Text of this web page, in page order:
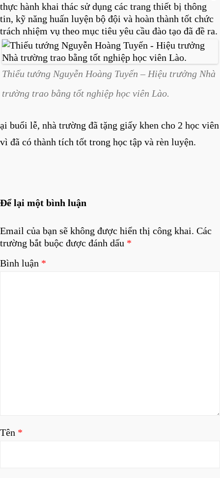
thực hành khai thác sử dụng các trang thiết bị thông
tin, kỹ năng huấn luyện bộ đội và hoàn thành tốt chức
trách nhiệm vụ theo mục tiêu yêu cầu đào tạo đã đề ra.
Thiếu tướng Nguyễn Hoàng Tuyến – Hiệu trưởng Nhà
trường trao bằng tốt nghiệp học viên Lào.
ại buổi lễ, nhà trường đã tặng giấy khen cho 2 học viên
vì đã có thành tích tốt trong học tập và rèn luyện.
Để lại một bình luận
Email của bạn sẽ không được hiển thị công khai. Các
trường bắt buộc được đánh dấu *
Bình luận *
Tên *